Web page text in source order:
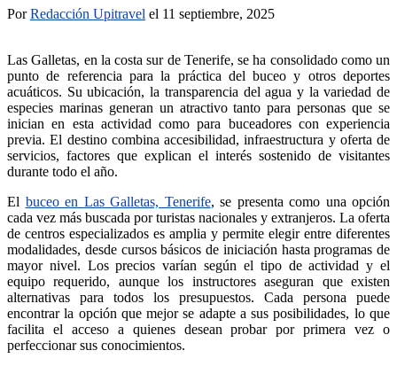
PorRedacción Upitravel el 11 septiembre, 2025
Las Galletas, en la costa sur de Tenerife, se ha consolidado como un
punto de referencia para la práctica del buceo y otros deportes
acuáticos. Su ubicación, la transparencia del agua y la variedad de
especies marinas generan un atractivo tanto para personas que se
inician en esta actividad como para buceadores con experiencia
previa. El destino combina accesibilidad, infraestructura y oferta de
servicios, factores que explican el interés sostenido de visitantes
durante todo el año.
El buceo en Las Galletas, Tenerife, se presenta como una opción
cada vez más buscada por turistas nacionales y extranjeros. La oferta
de centros especializados es amplia y permite elegir entre diferentes
modalidades, desde cursos básicos de iniciación hasta programas de
mayor nivel. Los precios varían según el tipo de actividad y el
equipo requerido, aunque los instructores aseguran que existen
alternativas para todos los presupuestos. Cada persona puede
encontrar la opción que mejor se adapte a sus posibilidades, lo que
facilita el acceso a quienes desean probar por primera vez o
perfeccionar sus conocimientos.